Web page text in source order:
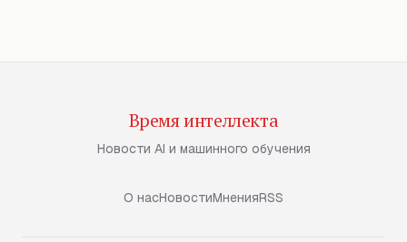
Время интеллекта
Новости AI и машинного обучения
О насНовостиМненияRSS